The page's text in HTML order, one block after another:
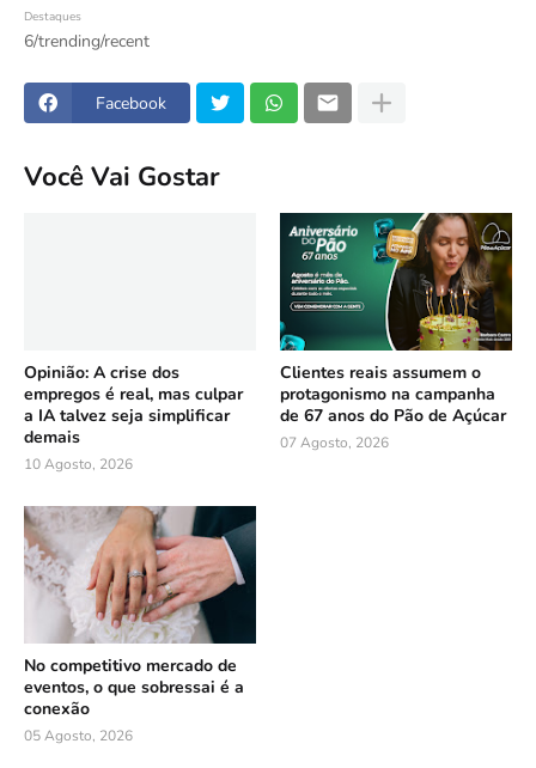
Destaques
6/trending/recent
Facebook
Você Vai Gostar
Opinião: A crise dos
empregos é real, mas culpar
a IA talvez seja simplificar
demais
10 Agosto, 2026
Clientes reais assumem o
protagonismo na campanha
de 67 anos do Pão de Açúcar
07 Agosto, 2026
No competitivo mercado de
eventos, o que sobressai é a
conexão
05 Agosto, 2026